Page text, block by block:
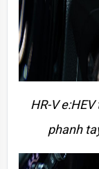
HR-V
phanh